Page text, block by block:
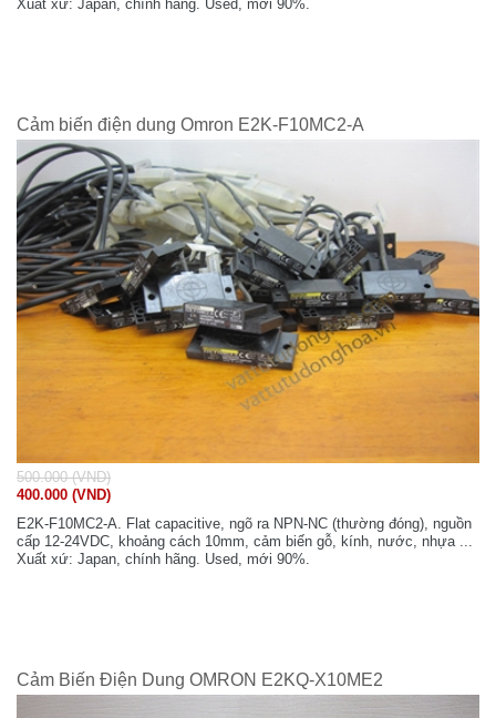
Xuất xứ: Japan, chính hãng. Used, mới 90%.
Cảm biến điện dung Omron E2K-F10MC2-A
500.000 (VND)
400.000 (VND)
E2K-F10MC2-A. Flat capacitive, ngõ ra NPN-NC (thường đóng), nguồn
cấp 12-24VDC, khoảng cách 10mm, cảm biến gỗ, kính, nước, nhựa ...
Xuất xứ: Japan, chính hãng. Used, mới 90%.
Cảm Biến Điện Dung OMRON E2KQ-X10ME2